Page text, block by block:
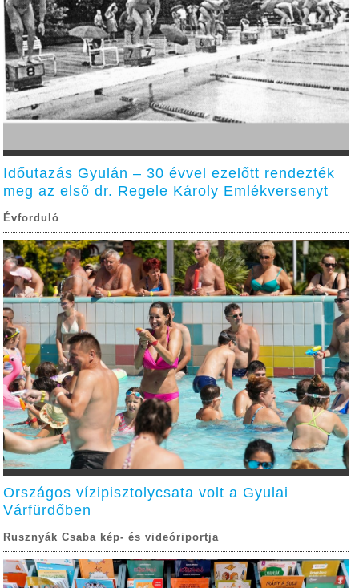
Időutazás Gyulán – 30 évvel ezelőtt rendezték
meg az első dr. Regele Károly Emlékversenyt
Évforduló
Országos vízipisztolycsata volt a Gyulai
Várfürdőben
Rusznyák Csaba kép- és videóriportja